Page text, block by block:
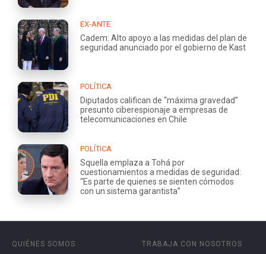
EX-ANTE
Cadem: Alto apoyo a las medidas del plan de
seguridad anunciado por el gobierno de Kast
POLÍTICA
Diputados califican de “máxima gravedad”
presunto ciberespionaje a empresas de
telecomunicaciones en Chile
POLÍTICA
Squella emplaza a Tohá por
cuestionamientos a medidas de seguridad:
“Es parte de quienes se sienten cómodos
con un sistema garantista”
QUIÉNES SOMOS
TRABAJA CON NOSOTROS